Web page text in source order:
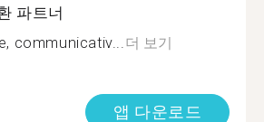
파트너
communicativ...더 보기
앱 다운로드